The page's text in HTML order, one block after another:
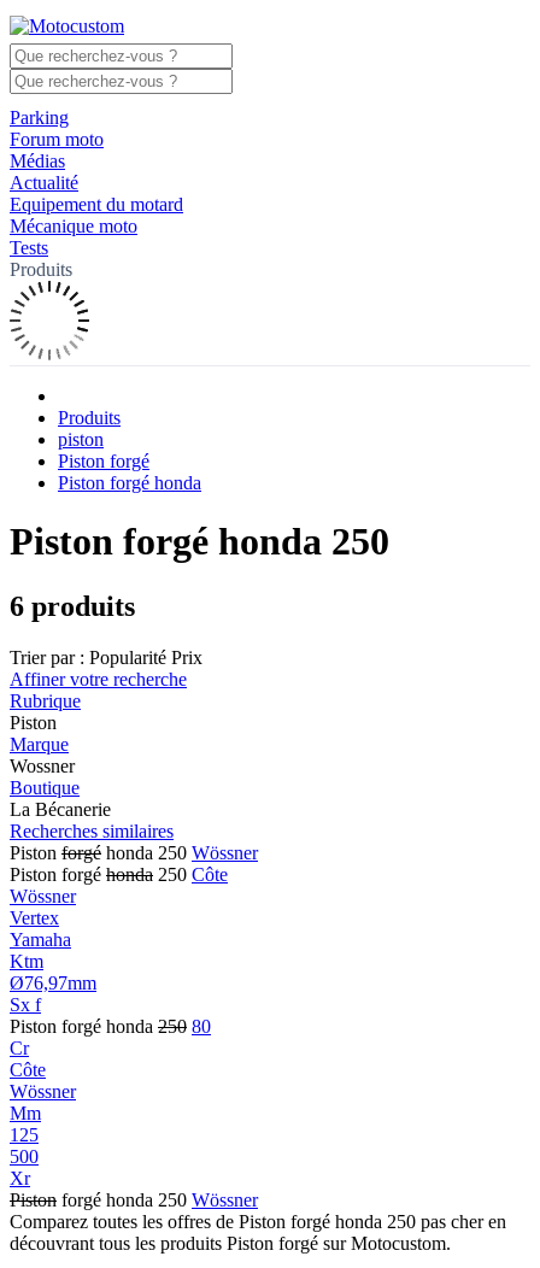
Parking
Forum moto
Médias
Actualité
Equipement du motard
Mécanique moto
Tests
Produits
Produits
piston
Piston forgé
Piston forgé honda
Piston forgé honda 250
6 produits
Trier par : Popularité Prix
Affiner votre recherche
Rubrique
Piston
Marque
Wossner
Boutique
La Bécanerie
Recherches similaires
Piston forgé honda 250 Wössner
Piston forgé honda 250 Côte
Wössner
Vertex
Yamaha
Ktm
Ø76,97mm
Sx f
Piston forgé honda 250 80
Cr
Côte
Wössner
Mm
125
500
Xr
Piston forgé honda 250 Wössner
Comparez toutes les offres de Piston forgé honda 250 pas cher en
découvrant tous les produits Piston forgé sur Motocustom.